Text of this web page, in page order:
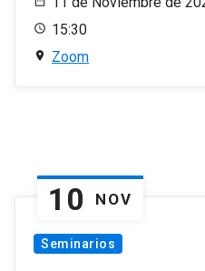
15:30
Zoom
10 NOV
Seminarios